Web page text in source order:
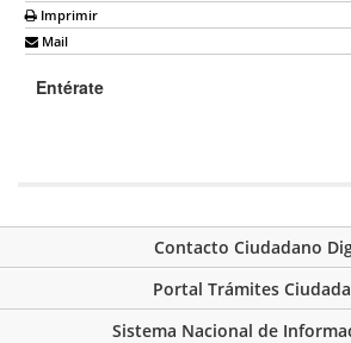
Imprimir
Mail
Entérate
Contacto Ciudadano
Portal Trámites
Sistema Nacional de